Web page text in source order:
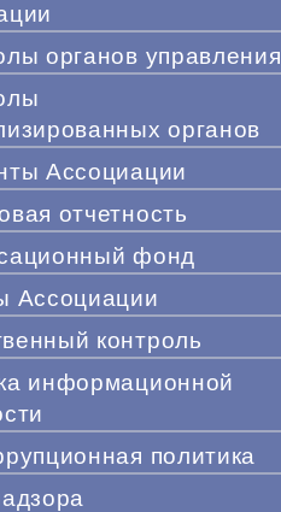
органов управления
органов
Ассоциации
отчетность
фонд
Ассоциации
контроль
информационной
политика